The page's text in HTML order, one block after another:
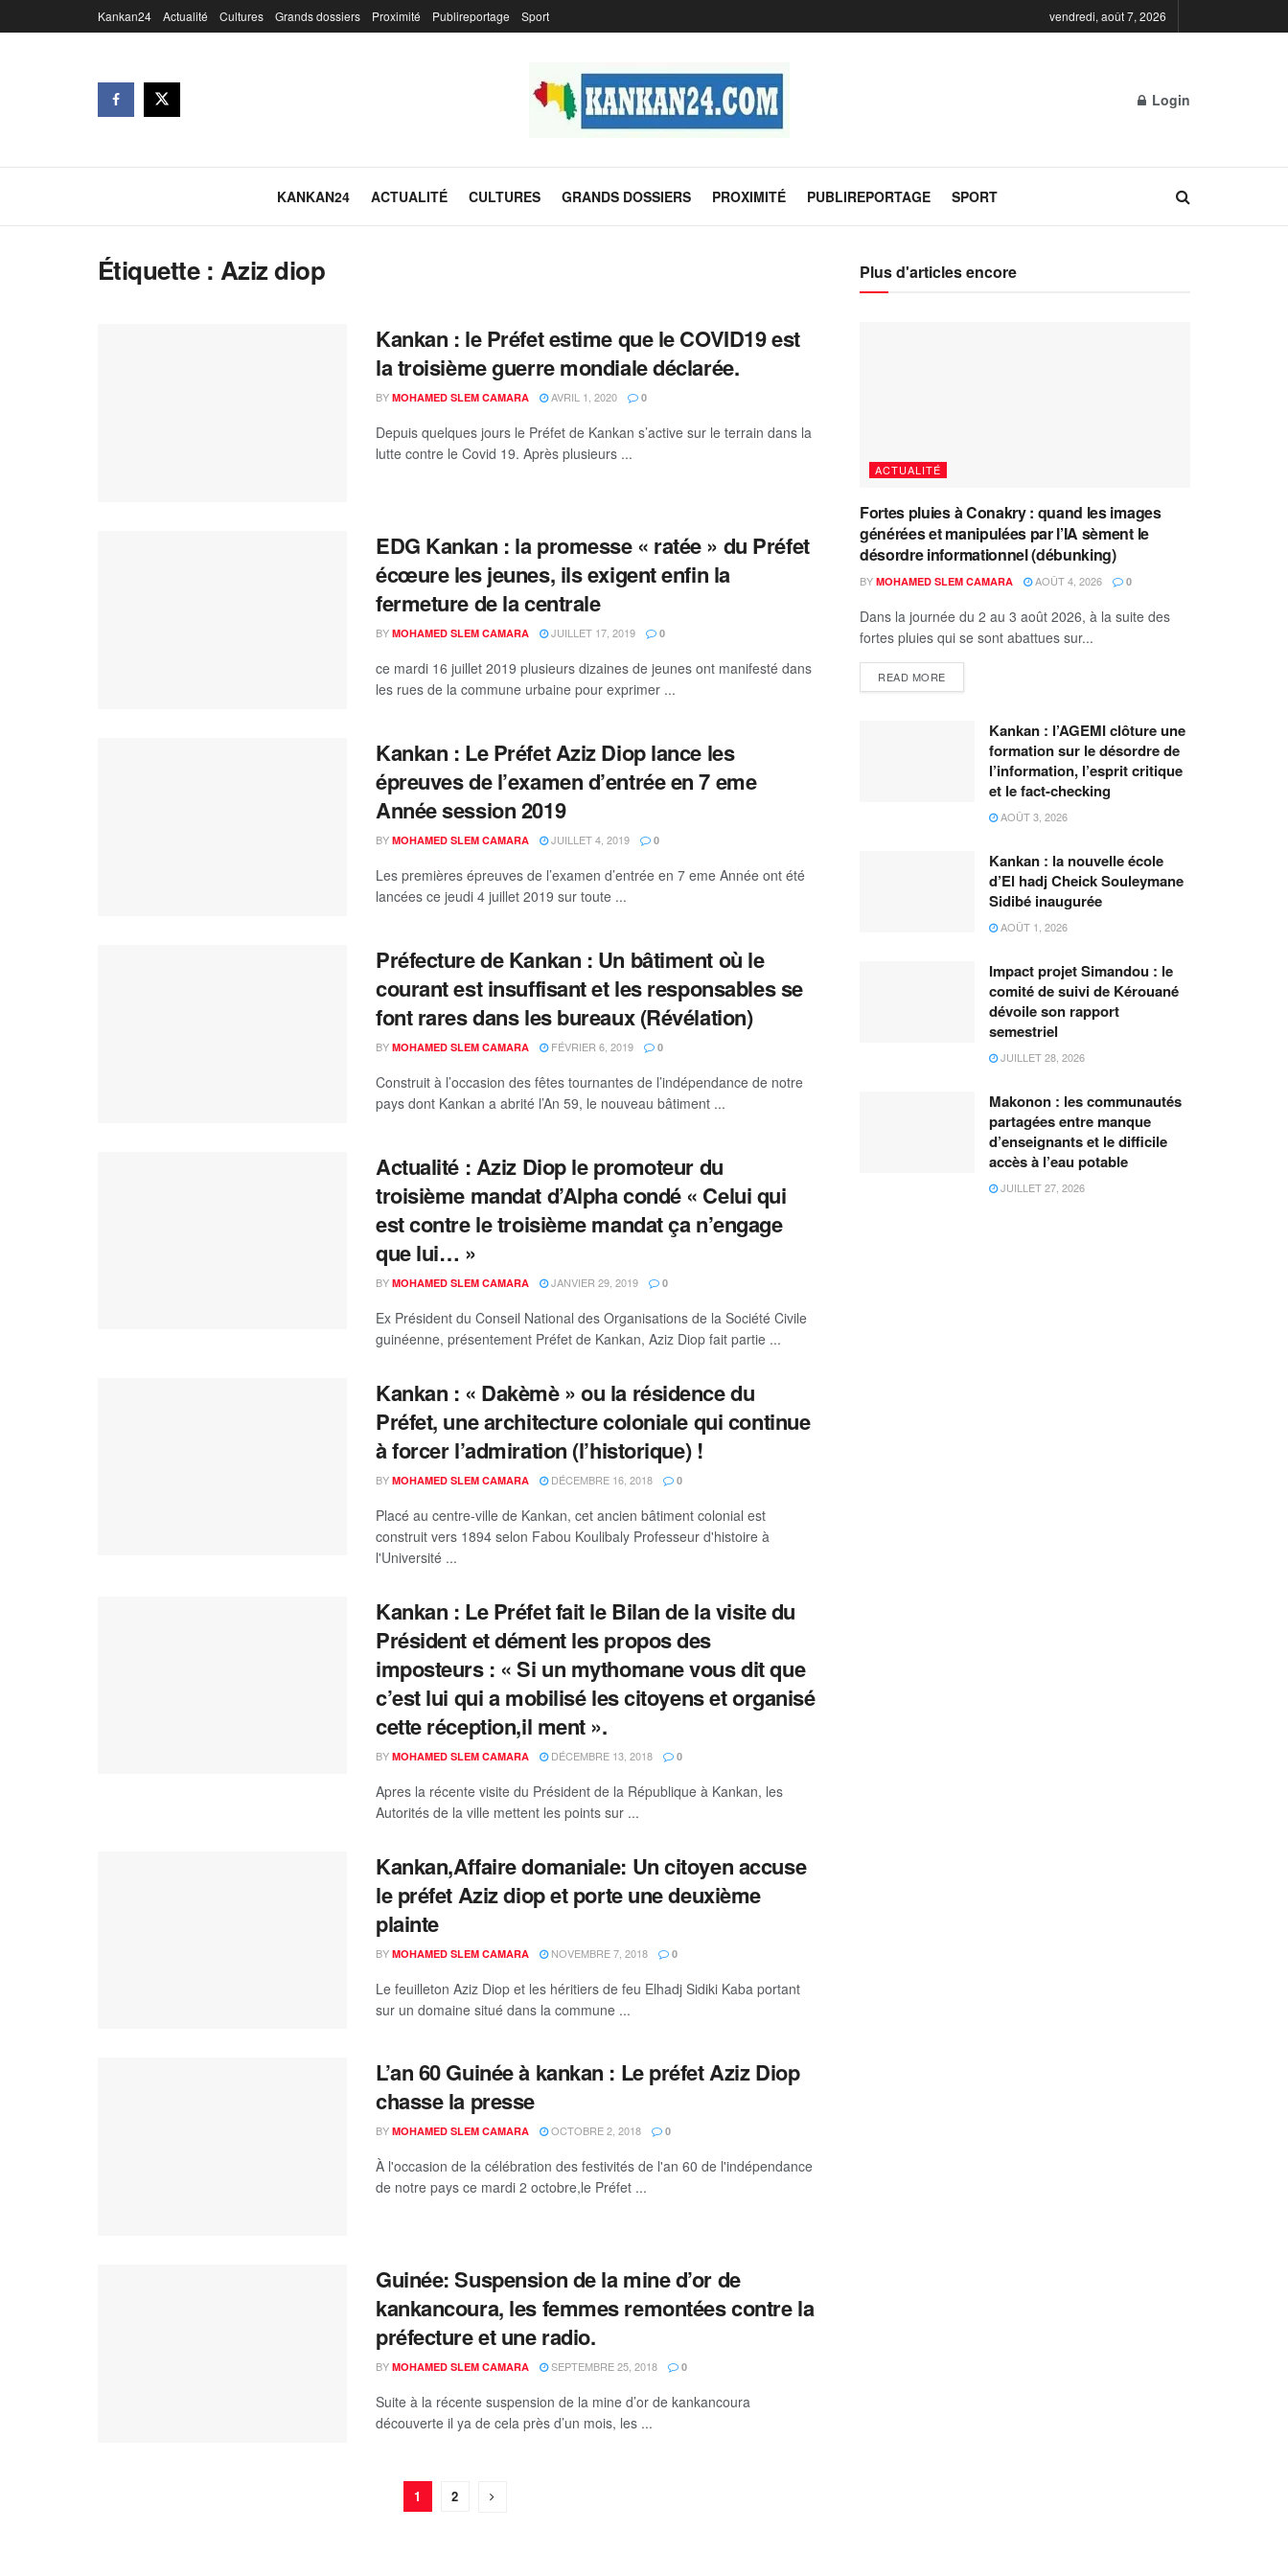
Kankan24 Actualité Cultures Grands dossiers Proximité Publireportage Sport vendredi, août 7, 2026
Login
KANKAN24 ACTUALITÉ CULTURES GRANDS DOSSIERS PROXIMITÉ PUBLIREPORTAGE SPORT
Étiquette : Aziz diop
Kankan : le Préfet estime que le COVID19 est
la troisième guerre mondiale déclarée.
BY MOHAMED SLEM CAMARA AVRIL 1, 2020 0
Depuis quelques jours le Préfet de Kankan s’active sur le terrain dans la
lutte contre le Covid 19. Après plusieurs ...
EDG Kankan : la promesse « ratée » du Préfet
écœure les jeunes, ils exigent enfin la
fermeture de la centrale
BY MOHAMED SLEM CAMARA JUILLET 17, 2019 0
ce mardi 16 juillet 2019 plusieurs dizaines de jeunes ont manifesté dans
les rues de la commune urbaine pour exprimer ...
Kankan : Le Préfet Aziz Diop lance les
épreuves de l’examen d’entrée en 7 eme
Année session 2019
BY MOHAMED SLEM CAMARA JUILLET 4, 2019 0
Les premières épreuves de l’examen d’entrée en 7 eme Année ont été
lancées ce jeudi 4 juillet 2019 sur toute ...
Préfecture de Kankan : Un bâtiment où le
courant est insuffisant et les responsables se
font rares dans les bureaux (Révélation)
BY MOHAMED SLEM CAMARA FÉVRIER 6, 2019 0
Construit à l’occasion des fêtes tournantes de l’indépendance de notre
pays dont Kankan a abrité l’An 59, le nouveau bâtiment ...
Actualité : Aziz Diop le promoteur du
troisième mandat d’Alpha condé « Celui qui
est contre le troisième mandat ça n’engage
que lui… »
BY MOHAMED SLEM CAMARA JANVIER 29, 2019 0
Ex Président du Conseil National des Organisations de la Société Civile
guinéenne, présentement Préfet de Kankan, Aziz Diop fait partie ...
Kankan : « Dakèmè » ou la résidence du
Préfet, une architecture coloniale qui continue
à forcer l’admiration (l’historique) !
BY MOHAMED SLEM CAMARA DÉCEMBRE 16, 2018 0
Placé au centre-ville de Kankan, cet ancien bâtiment colonial est
construit vers 1894 selon Fabou Koulibaly Professeur d'histoire à
l'Université ...
Kankan : Le Préfet fait le Bilan de la visite du
Président et dément les propos des
imposteurs : « Si un mythomane vous dit que
c’est lui qui a mobilisé les citoyens et organisé
cette réception,il ment ».
BY MOHAMED SLEM CAMARA DÉCEMBRE 13, 2018 0
Apres la récente visite du Président de la République à Kankan, les
Autorités de la ville mettent les points sur ...
Kankan,Affaire domaniale: Un citoyen accuse
le préfet Aziz diop et porte une deuxième
plainte
BY MOHAMED SLEM CAMARA NOVEMBRE 7, 2018 0
Le feuilleton Aziz Diop et les héritiers de feu Elhadj Sidiki Kaba portant
sur un domaine situé dans la commune ...
L’an 60 Guinée à kankan : Le préfet Aziz Diop
chasse la presse
BY MOHAMED SLEM CAMARA OCTOBRE 2, 2018 0
À l'occasion de la célébration des festivités de l'an 60 de l'indépendance
de notre pays ce mardi 2 octobre,le Préfet ...
Guinée: Suspension de la mine d’or de
kankancoura, les femmes remontées contre la
préfecture et une radio.
BY MOHAMED SLEM CAMARA SEPTEMBRE 25, 2018 0
Suite à la récente suspension de la mine d’or de kankancoura
découverte il ya de cela près d’un mois, les ...
1 2
Plus d'articles encore
ACTUALITÉ
Fortes pluies à Conakry : quand les images
générées et manipulées par l’IA sèment le
désordre informationnel (débunking)
BY MOHAMED SLEM CAMARA AOÛT 4, 2026 0
Dans la journée du 2 au 3 août 2026, à la suite des
fortes pluies qui se sont abattues sur...
READ MORE
Kankan : l’AGEMI clôture une
formation sur le désordre de
l’information, l’esprit critique
et le fact-checking
AOÛT 3, 2026
Kankan : la nouvelle école
d’El hadj Cheick Souleymane
Sidibé inaugurée
AOÛT 1, 2026
Impact projet Simandou : le
comité de suivi de Kérouané
dévoile son rapport
semestriel
JUILLET 28, 2026
Makonon : les communautés
partagées entre manque
d’enseignants et le difficile
accès à l’eau potable
JUILLET 27, 2026